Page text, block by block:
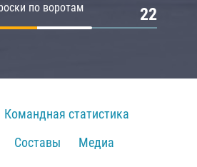
по воротам 22
Командная статистика
Составы
Медиа